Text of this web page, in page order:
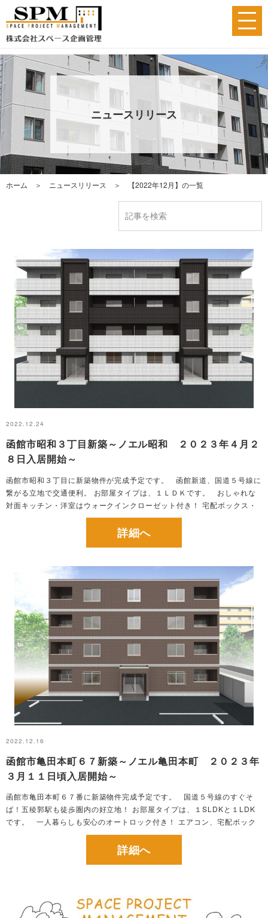
ニュースリリース
ホーム ＞ ニュースリリース ＞ 【2022年12月】の一覧
2022.12.24
函館市昭和３丁目新築～ノエル昭和 ２０２３年４月２
８日入居開始～
函館市昭和３丁目に新築物件が完成予定です。 函館新道、国道５号線に
繋がる立地で交通便利。 お部屋タイプは、１ＬＤＫです。 おしゃれな
対面キッチン・洋室はウォークインクローゼット付き！ 宅配ボックス・
エアコン・NCVインターネット無料等便利な設備が完備です！！ ※画像
詳細へ
2022.12.16
函館市亀田本町６７新築～ノエル亀田本町 ２０２３年
３月１１日頃入居開始～
函館市亀田本町６７番に新築物件完成予定です。 国道５号線のすぐそ
ば！五稜郭駅も徒歩圏内の好立地！ お部屋タイプは、１SLDKと１LDK
です。 一人暮らしも安心のオートロック付き！ エアコン、宅配ボック
ス、NCVインターネット無料等充実の設備を完備しております！ ※画像
詳細へ